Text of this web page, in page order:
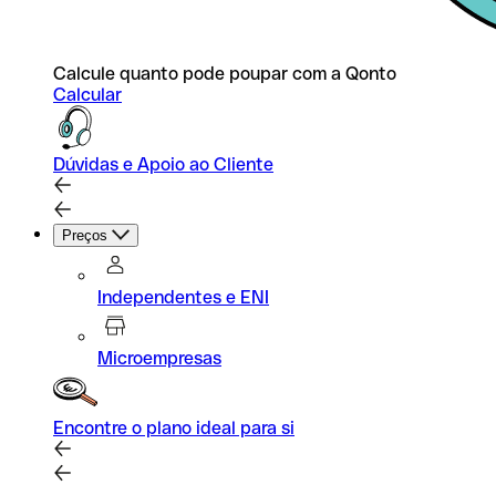
Calcule quanto pode poupar com a Qonto
Calcular
Dúvidas e Apoio ao Cliente
Preços
Independentes e ENI
Microempresas
Encontre o plano ideal para si